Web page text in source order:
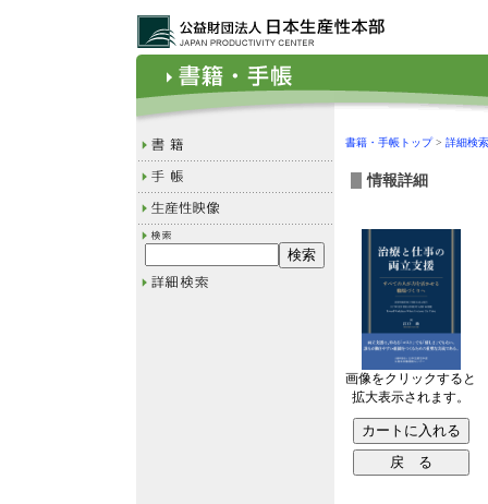
書籍・手帳トップ> 詳細検索
情報詳細
画像をクリックすると
拡大表示されます。